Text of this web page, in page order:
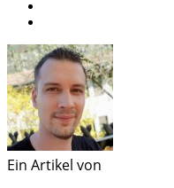
Ein Artikel von